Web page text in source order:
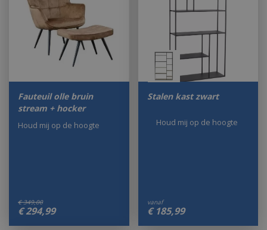
Fauteuil olle bruin
stream + hocker
€ 349,00
€294,99
Houd mij op de hoogte
Stalen kast zwart
vanaf
€ 185,99
Houd mij op de hoogte